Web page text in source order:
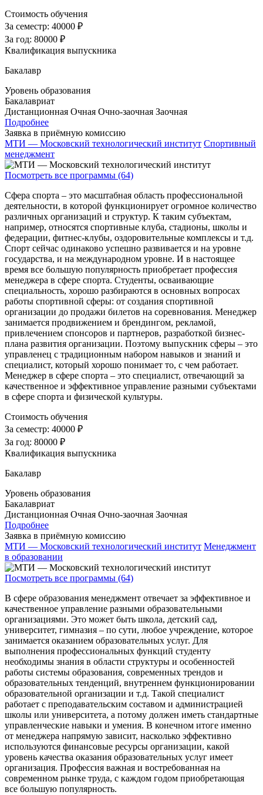
Стоимость обучения
За семестр: 40000 ₽
За год: 80000 ₽
Квалификация выпускника
Бакалавр
Уровень образования
Бакалавриат
Дистанционная Очная Очно-заочная Заочная
Подробнее
Заявка в приёмную комиссию
МТИ — Московский технологический институт Спортивный
менеджмент
Посмотреть все программы (64)
Сфера спорта – это масштабная область профессиональной
деятельности, в которой функционирует огромное количество
различных организаций и структур. К таким субъектам,
например, относятся спортивные клуба, стадионы, школы и
федерации, фитнес-клубы, оздоровительные комплексы и т.д.
Спорт сейчас одинаково успешно развивается и на уровне
государства, и на международном уровне. И в настоящее
время все большую популярность приобретает профессия
менеджера в сфере спорта. Студенты, осваивающие
специальность, хорошо разбираются в основных вопросах
работы спортивной сферы: от создания спортивной
организации до продажи билетов на соревнования. Менеджер
занимается продвижением и брендингом, рекламой,
привлечением спонсоров и партнеров, разработкой бизнес-
плана развития организации. Поэтому выпускник сферы – это
управленец с традиционным набором навыков и знаний и
специалист, который хорошо понимает то, с чем работает.
Менеджер в сфере спорта – это специалист, отвечающий за
качественное и эффективное управление разными субъектами
в сфере спорта и физической культуры.
Стоимость обучения
За семестр: 40000 ₽
За год: 80000 ₽
Квалификация выпускника
Бакалавр
Уровень образования
Бакалавриат
Дистанционная Очная Очно-заочная Заочная
Подробнее
Заявка в приёмную комиссию
МТИ — Московский технологический институт Менеджмент
в образовании
Посмотреть все программы (64)
В сфере образования менеджмент отвечает за эффективное и
качественное управление разными образовательными
организациями. Это может быть школа, детский сад,
университет, гимназия – по сути, любое учреждение, которое
занимается оказанием образовательных услуг. Для
выполнения профессиональных функций студенту
необходимы знания в области структуры и особенностей
работы системы образования, современных трендов и
образовательных тенденций, внутреннем функционировании
образовательной организации и т.д. Такой специалист
работает с преподавательским составом и администрацией
школы или университета, а потому должен иметь стандартные
управленческие навыки и умения. В конечном итоге именно
от менеджера напрямую зависит, насколько эффективно
используются финансовые ресурсы организации, какой
уровень качества оказания образовательных услуг имеет
организация. Профессия важная и востребованная на
современном рынке труда, с каждом годом приобретающая
все большую популярность.